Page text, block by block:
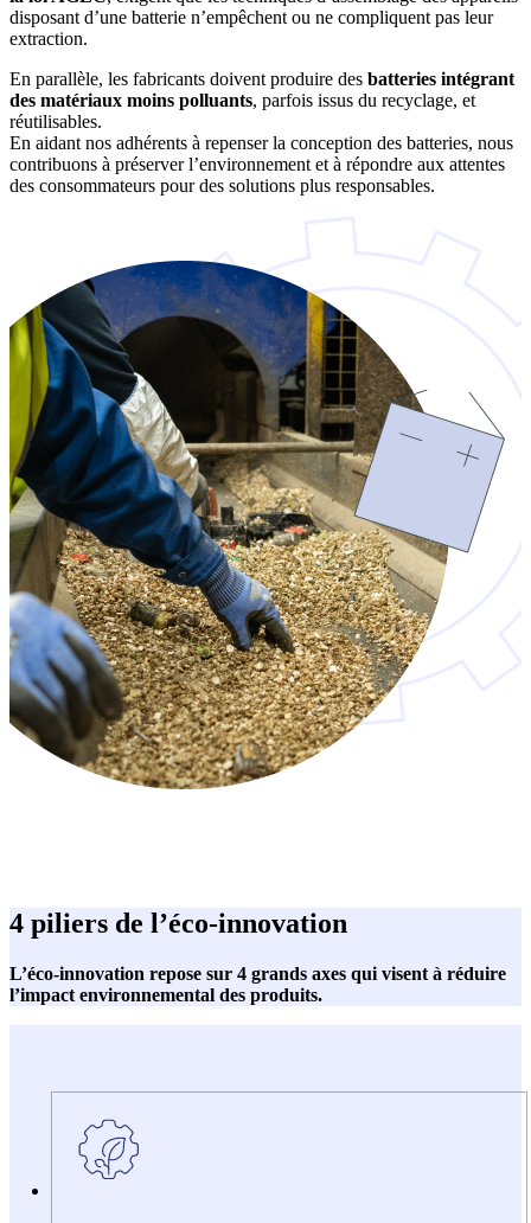
disposant d’une batterie n’empêchent ou ne compliquent pas leur
extraction.
En parallèle, les fabricants doivent produire des batteries intégrant
des matériaux moins polluants, parfois issus du recyclage, et
réutilisables.
En aidant nos adhérents à repenser la conception des batteries, nous
contribuons à préserver l’environnement et à répondre aux attentes
des consommateurs pour des solutions plus responsables.
4 piliers de l’éco-innovation
L’éco-innovation repose sur 4 grands axes qui visent à réduire
l’impact environnemental des produits.